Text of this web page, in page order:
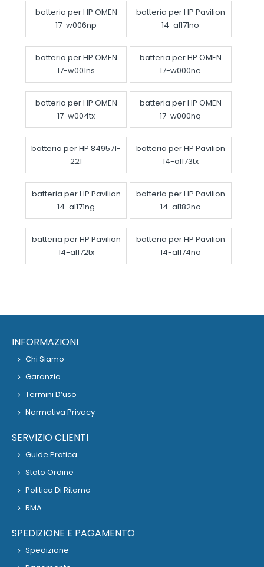
batteria per HP OMEN
17-w006np
batteria per HP Pavilion
14-al171no
batteria per HP OMEN
17-w001ns
batteria per HP OMEN
17-w000ne
batteria per HP OMEN
17-w004tx
batteria per HP OMEN
17-w000nq
batteria per HP 849571-
221
batteria per HP Pavilion
14-al173tx
batteria per HP Pavilion
14-al171ng
batteria per HP Pavilion
14-al182no
batteria per HP Pavilion
14-al172tx
batteria per HP Pavilion
14-al174no
INFORMAZIONI
Chi Siamo
Garanzia
Termini D’uso
Normativa Privacy
SERVIZIO CLIENTI
Guide Pratica
Stato Ordine
Politica Di Ritorno
RMA
SPEDIZIONE E PAGAMENTO
Spedizione